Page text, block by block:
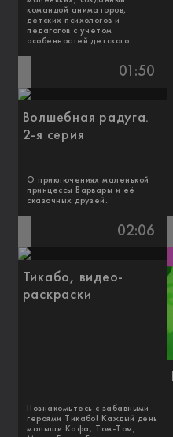
командой аниматоров,
детских психологов и
педагогов с учётом
особенностей детского...
01:50
Волшебная радуга.
2-я серия
О приключениях маленькой
принцессы Варвары и её
сказочных друзей.
02:06
Тикабо, видео-
раскраски
Познакомьтесь с забавными
героями Тикабо! Каждый день
малыши Кафа, Том-Том,